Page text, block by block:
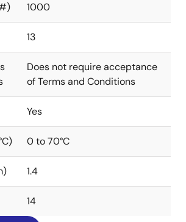
1000
13
Does not require acceptance
of Terms and Conditions
Yes
0 to 70°C
1.4
14